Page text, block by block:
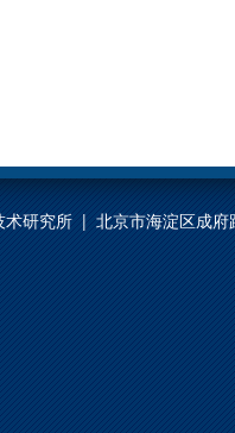
研究所 | 北京市海淀区成